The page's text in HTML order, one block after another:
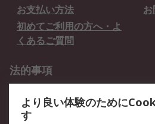
お支払い方法
初めてご利用の方へ・よ
くあるご質問
法的事項
クッキーポリシー
より良い体験のために
す